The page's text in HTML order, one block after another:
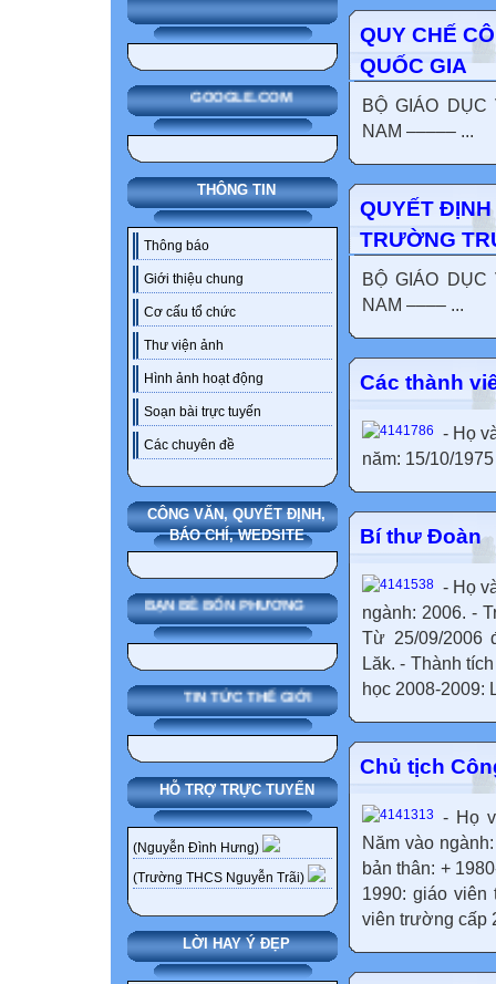
GOOGLE.COM
THÔNG TIN
Thông báo
Giới thiệu chung
Cơ cấu tổ chức
Thư viện ảnh
Hình ảnh hoạt động
Soạn bài trực tuyến
Các chuyên đề
CÔNG VĂN, QUYẾT ĐỊNH,
BÁO CHÍ, WEDSITE
BẠN BÈ BỐN PHƯƠNG
TIN TỨC THẾ GIỚI
HỖ TRỢ TRỰC TUYẾN
(Nguyễn Đình Hưng)
(Trường THCS Nguyễn Trãi)
LỜI HAY Ý ĐẸP
QUY CHẾ
QUỐC GIA
BỘ GIÁO
NAM ––––– ...
QUYẾT
TRƯỜNG
BỘ GIÁO
NAM –––– ...
Các thành
- Họ
năm: 15/10/
Bí thư Đoàn
- Họ
ngành: 2006. -
Từ 25/09/2006
Lăk. - Thành
học 2008-2009:
Chủ tịch
- Họ
Năm vào
bản thân: +
1990: giáo
viên trường cấp